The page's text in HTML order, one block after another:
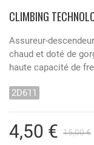
CLIMBING
Assureur-
chaud et doté de
haute capacité de
2D611
4,50 € 15,00 €